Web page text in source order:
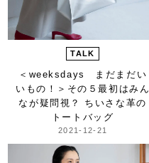
TALK
＜weeksdays まだまだい
いもの！＞ その５最初はみん
なが疑問視？ ちいさな革の
トートバッグ
2021-12-21